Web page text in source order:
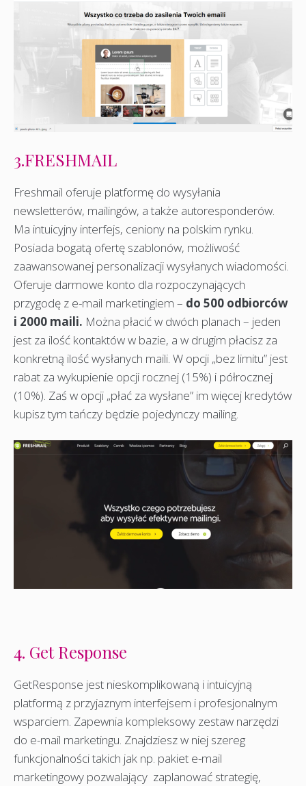
3.FRESHMAIL
Freshmail oferuje platformę do wysyłania
newsletterów, mailingów, a także autoresponderów.
Ma intuicyjny interfejs, ceniony na polskim rynku.
Posiada bogatą ofertę szablonów, możliwość
zaawansowanej personalizacji wysyłanych wiadomości.
Oferuje darmowe konto dla rozpoczynających
przygodę z e-mail marketingiem – do 500 odbiorców
i 2000 maili. Można płacić w dwóch planach – jeden
jest za ilość kontaktów w bazie, a w drugim płacisz za
konkretną ilość wysłanych maili. W opcji „bez limitu” jest
rabat za wykupienie opcji rocznej (15%) i półrocznej
(10%). Zaś w opcji „płać za wysłane” im więcej kredytów
kupisz tym tańczy będzie pojedynczy mailing.
4. Get Response
GetResponse jest nieskomplikowaną i intuicyjną
platformą z przyjaznym interfejsem i profesjonalnym
wsparciem. Zapewnia kompleksowy zestaw narzędzi
do e-mail marketingu. Znajdziesz w niej szereg
funkcjonalności takich jak np. pakiet e-mail
marketingowy pozwalający zaplanować strategię,